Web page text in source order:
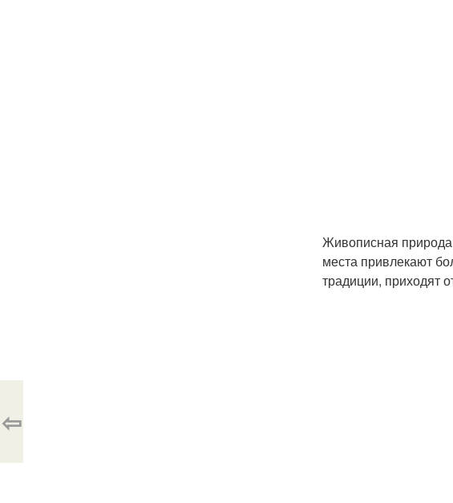
Живописная
места привлекают
традиции, приходят
⇦